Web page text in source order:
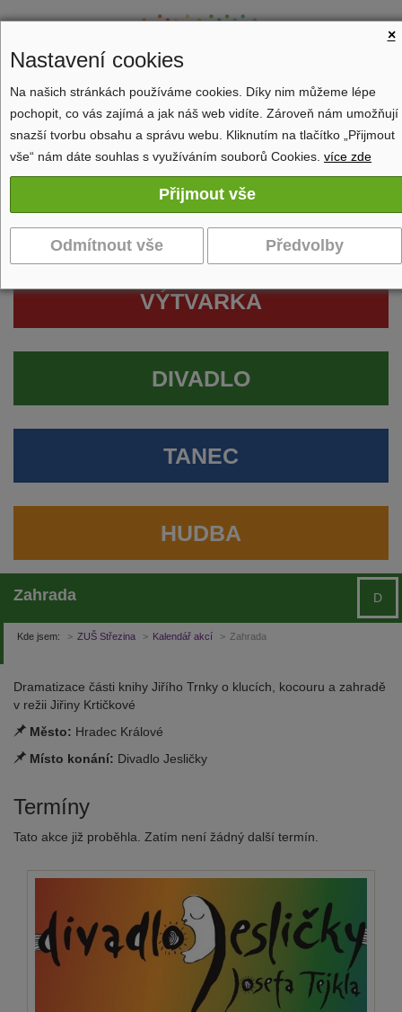
Zobrazit navigaci
VÝTVARKA
DIVADLO
TANEC
HUDBA
Zahrada D
Kde jsem: ZUŠ Střezina Kalendář akcí Zahrada
Dramatizace části knihy Jiřího Trnky o klucích, kocouru a zahradě
v režii Jiřiny Krtičkové
Město: Hradec Králové
Místo konání: Divadlo Jesličky
Termíny
Tato akce již proběhla. Zatím není žádný další termín.
×
Nastavení cookies
Na našich stránkách používáme cookies. Díky nim můžeme lépe
pochopit, co vás zajímá a jak náš web vidíte. Zároveň nám umožňují
snazší tvorbu obsahu a správu webu. Kliknutím na tlačítko „Přijmout
vše“ nám dáte souhlas s využíváním souborů Cookies. více zde